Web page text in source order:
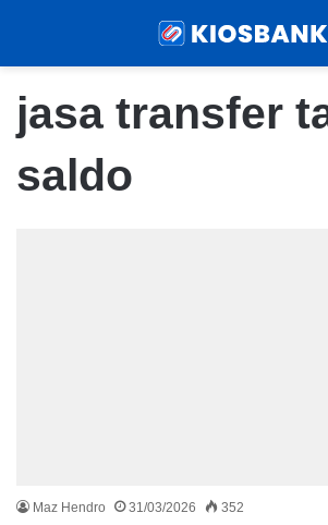
jasa transfer
saldo
Maz Hendro 31/03/2026 352